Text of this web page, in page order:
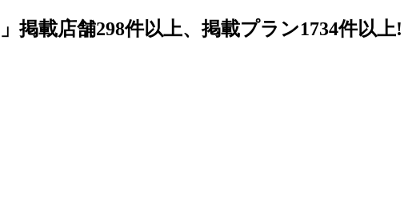
載店舗298件以上、掲載プラン1734件以上!